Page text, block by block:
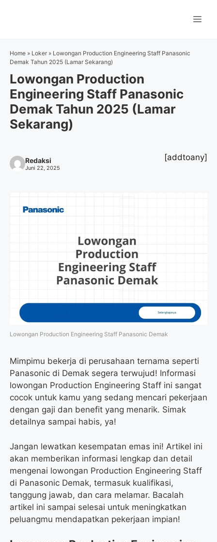
Home » Loker » Lowongan Production Engineering Staff Panasonic
Demak Tahun 2025 (Lamar Sekarang)
Lowongan Production
Engineering Staff Panasonic
Demak Tahun 2025 (Lamar
Sekarang)
Redaksi
Juni 22, 2025
[addtoany]
Lowongan Production Engineering Staff Panasonic Demak
Mimpimu bekerja di perusahaan ternama seperti
Panasonic di Demak segera terwujud! Informasi
lowongan Production Engineering Staff ini sangat
cocok untuk kamu yang sedang mencari pekerjaan
dengan gaji dan benefit yang menarik. Simak
detailnya sampai habis, ya!
Jangan lewatkan kesempatan emas ini! Artikel ini
akan memberikan informasi lengkap dan detail
mengenai lowongan Production Engineering Staff
di Panasonic Demak, termasuk kualifikasi,
tanggung jawab, dan cara melamar. Bacalah
artikel ini sampai selesai untuk meningkatkan
peluangmu mendapatkan pekerjaan impian!